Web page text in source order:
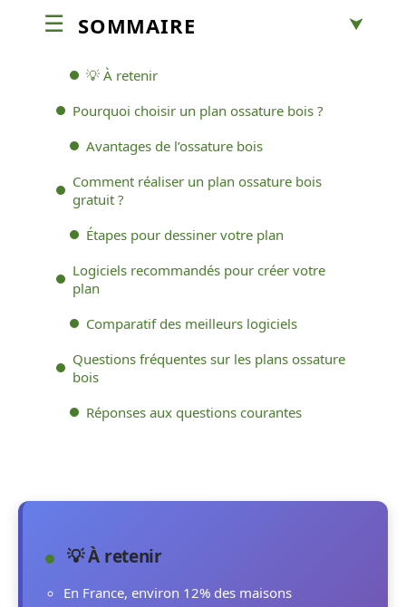
SOMMAIRE
💡 À retenir
Pourquoi choisir un plan ossature bois ?
Avantages de l’ossature bois
Comment réaliser un plan ossature bois
gratuit ?
Étapes pour dessiner votre plan
Logiciels recommandés pour créer votre
plan
Comparatif des meilleurs logiciels
Questions fréquentes sur les plans ossature
bois
Réponses aux questions courantes
💡 À retenir
En France, environ 12% des maisons